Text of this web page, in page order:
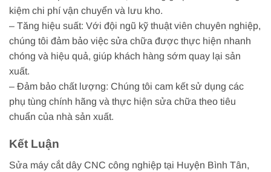
kiệm chi phí vận chuyển và lưu kho.
– Tăng hiệu suất: Với đội ngũ kỹ thuật viên chuyên nghiệp,
chúng tôi đảm bảo việc sửa chữa được thực hiện nhanh
chóng và hiệu quả, giúp khách hàng sớm quay lại sản
xuất.
– Đảm bảo chất lượng: Chúng tôi cam kết sử dụng các
phụ tùng chính hãng và thực hiện sửa chữa theo tiêu
chuẩn của nhà sản xuất.
Kết Luận
Sửa máy cắt dây CNC công nghiệp tại Huyện Bình Tân,